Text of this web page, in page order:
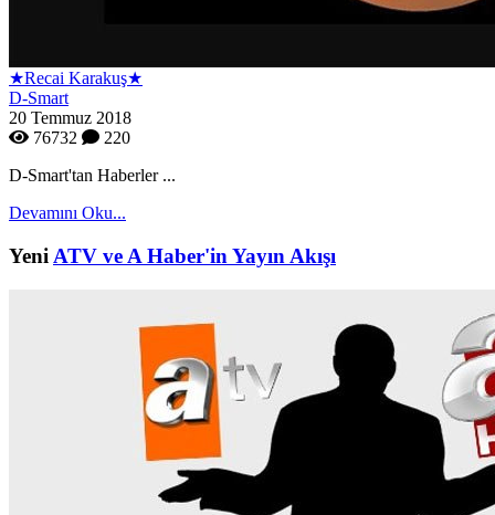
★Recai Karakuş★
D-Smart
20 Temmuz 2018
76732
220
D-Smart'tan Haberler ...
Devamını Oku...
Yeni ATV ve A Haber'in Yayın Akışı